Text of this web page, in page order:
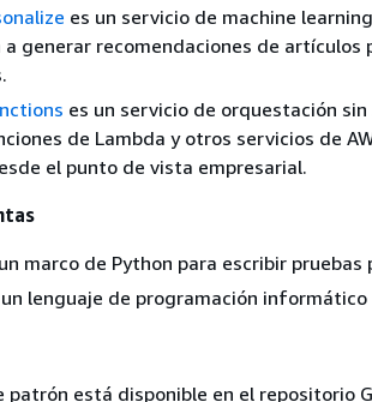
es un servicio de machine
a generar recomendaciones de artículos
es un servicio de orquestación
de Lambda y otros servicios de
el punto de vista empresarial.
marco de Python para escribir pruebas
lenguaje de programación informático
patrón está disponible en el repositorio